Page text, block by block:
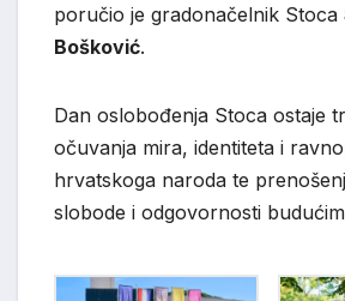
poručio je gradonačelnik Stoca
Bošković.
Dan oslobođenja Stoca ostaje
očuvanja mira, identiteta i
hrvatskoga naroda te
slobode i odgovornosti